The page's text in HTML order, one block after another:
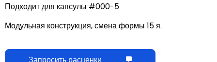
Подходит для капсулы #000-5
Модульная конструкция, смена формы 15 я.
Запросить расценки